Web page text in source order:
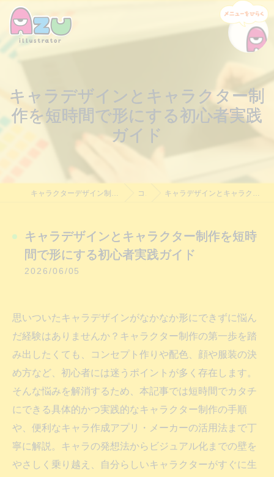
キャラデザインとキャラクター制
作を短時間で形にする初心者実践
ガイド
コラム キャラデザインとキャラクター制作を短時間で形にする初心者実践ガイド
キャラデザインとキャラクター制作を短時
間で形にする初心者実践ガイド
2026/06/05
思いついたキャラデザインがなかなか形にできずに悩ん
だ経験はありませんか？キャラクター制作の第一歩を踏
み出したくても、コンセプト作りや配色、顔や服装の決
め方など、初心者には迷うポイントが多く存在します。
そんな悩みを解消するため、本記事では短時間でカタチ
にできる具体的かつ実践的なキャラクター制作の手順
や、便利なキャラ作成アプリ・メーカーの活用法まで丁
寧に解説。キャラの発想法からビジュアル化までの壁を
やさしく乗り越え、自分らしいキャラクターがすぐに生